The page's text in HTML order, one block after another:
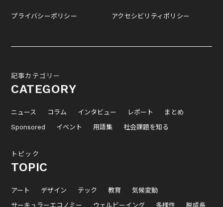
プライバシーポリシー アクセシビリティポリシー
記事カテゴリー
CATEGORY
ニュース コラム インタビュー レポート
まとめ
Sponsored
イベント 用語集 社会課題を知る
トピック
TOPIC
アート デザイン テック 教育
気候変動
サーキュラーエコノミー
ウェルビーイング 多様性 脱成長